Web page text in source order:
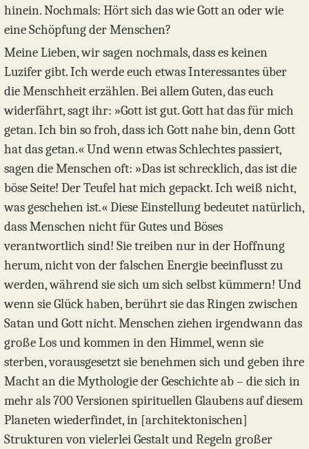
hinein. Nochmals: Hört sich das wie Gott an oder wie
eine Schöpfung der Menschen?
Meine Lieben, wir sagen nochmals, dass es keinen
Luzifer gibt. Ich werde euch etwas Interessantes über
die Menschheit erzählen. Bei allem Guten, das euch
widerfährt, sagt ihr: »Gott ist gut. Gott hat das für mich
getan. Ich bin so froh, dass ich Gott nahe bin, denn Gott
hat das getan.« Und wenn etwas Schlechtes passiert,
sagen die Menschen oft: »Das ist schrecklich, das ist die
böse Seite! Der Teufel hat mich gepackt. Ich weiß nicht,
was geschehen ist.« Diese Einstellung bedeutet natürlich,
dass Menschen nicht für Gutes und Böses
verantwortlich sind! Sie treiben nur in der Hoffnung
herum, nicht von der falschen Energie beeinflusst zu
werden, während sie sich um sich selbst kümmern! Und
wenn sie Glück haben, berührt sie das Ringen zwischen
Satan und Gott nicht. Menschen ziehen irgendwann das
große Los und kommen in den Himmel, wenn sie
sterben, vorausgesetzt sie benehmen sich und geben ihre
Macht an die Mythologie der Geschichte ab – die sich in
mehr als 700 Versionen spirituellen Glaubens auf diesem
Planeten wiederfindet, in [architektonischen]
Strukturen von vielerlei Gestalt und Regeln großer